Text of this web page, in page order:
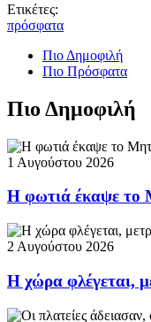
Ετικέτες:
πρόσφατα
Πιο Δημοφιλή
Πιο Πρόσφατα
Πιο Δημοφιλή
1 Αυγούστου 2026
Η φωτιά έκαψε το
2 Αυγούστου 2026
Η χώρα φλέγεται,